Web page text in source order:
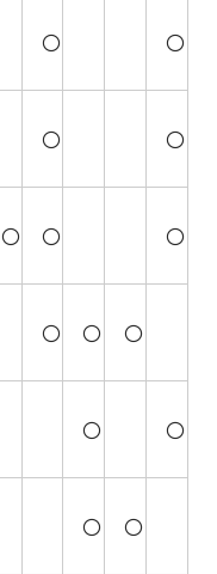
〇 〇
〇 〇
〇 〇 〇
〇 〇 〇
〇 〇
〇 〇